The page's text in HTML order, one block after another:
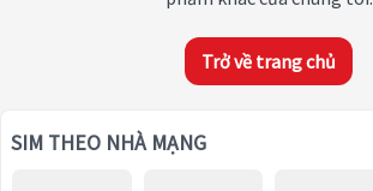
Trở về trang chủ
SIM THEO NHÀ MẠNG